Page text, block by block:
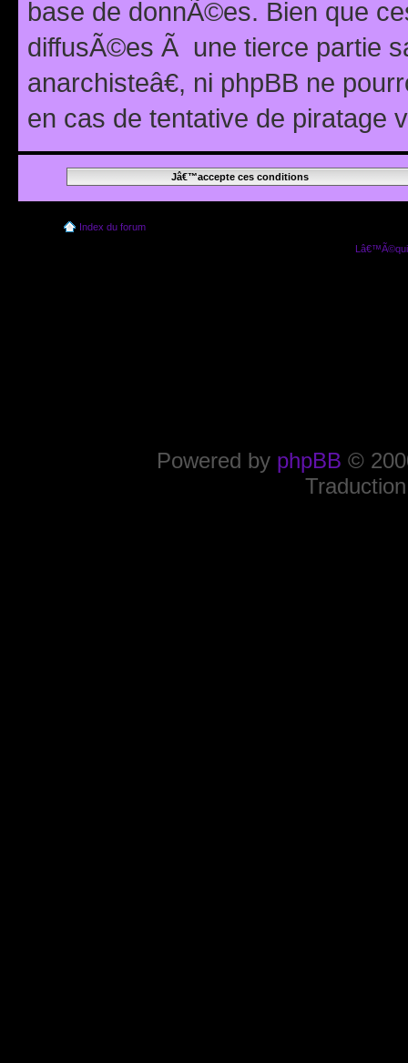
base de donnÃ©es. Bien que
diffusÃ©es Ã une tierce partie
anarchisteâ€, ni phpBB ne
en cas de tentative de piratage
Index du forum
Powered by phpBB ©